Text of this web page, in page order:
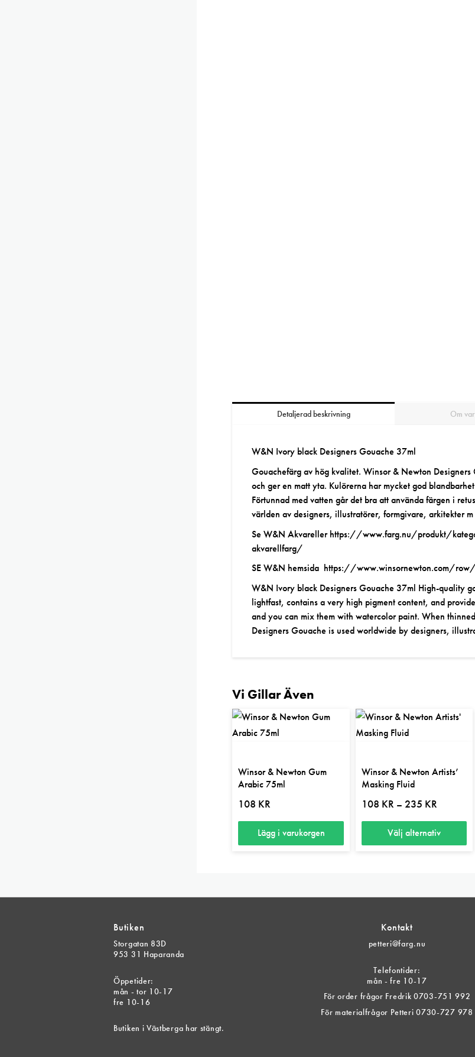
Detaljerad beskrivning Om
W&N Ivory black Designers Gouache 37ml
Gouachefärg av hög kvalitet. Winsor & Newton
och ger en matt yta. Kulörerna har mycket god
Förtunnad med vatten går det bra att använda färgen i
världen av designers, illustratörer, formgivare, arkitekter
Se W&N Akvarellerhttps://www.farg.nu/produkt/
akvarellfarg/
SE W&N hemsida https://www.winsornewton.com/row/
W&N Ivory black Designers Gouache 37ml High-quality
lightfast, contains a very high pigment content, and
and you can mix them with watercolor paint. When
Designers Gouache is used worldwide by designers,
Vi Gillar Även
Winsor & Newton Gum
Arabic 75ml
108 KR
Lägg i varukorgen
Winsor & Newton Artists’
Masking Fluid
108 KR – 235 KR
108 kr
till
235 kr
Välj alternativ
har
varianter.
De
olika
alternativen
kan
väljas
Butiken
Storgatan 83D
953 31 Haparanda
Öppetider:
mån - tor 10-17
fre 10-16
Butiken i Västberga har stängt.
Kontakt
petteri@farg.nu
Telefontider:
mån - fre 10-17
För order frågor Fredrik 0703-751 992
För materialfrågor Petteri 0730-727 978